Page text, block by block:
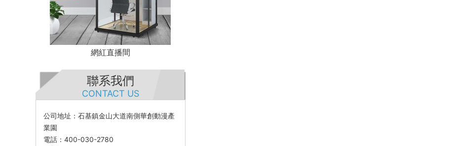
網紅直播間
聯系我們
CONTACT US
公司地址：石基鎮金山大道南側華創動漫產
業園
電話：400-030-2780